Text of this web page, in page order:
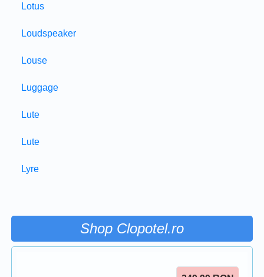
Lotus
Loudspeaker
Louse
Luggage
Lute
Lute
Lyre
Shop Clopotel.ro